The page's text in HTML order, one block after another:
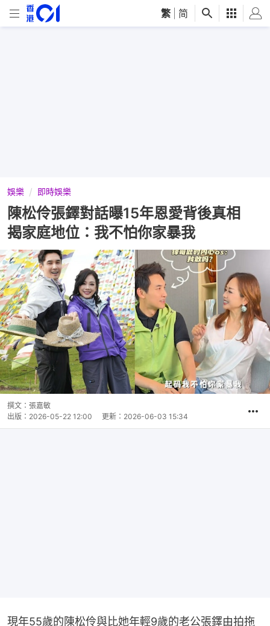
繁 简
娛樂 即時娛樂
陳松伶張鐸對話曝15年恩愛背後真相
揭家庭地位：我不怕你家暴我
撰文： 張嘉敏
出版： 2026-05-22 12:00 更新： 2026-06-03 15:34
現年55歲的陳松伶與比她年輕9歲的老公張鐸由拍拖